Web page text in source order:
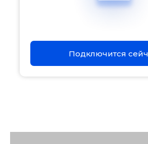
Подключится